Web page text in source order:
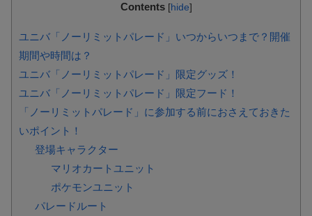
Contents [hide]
ユニバ「ノーリミットパレード」いつからいつまで？開催
期間や時間は？
ユニバ「ノーリミットパレード」限定グッズ！
ユニバ「ノーリミットパレード」限定フード！
「ノーリミットパレード」に参加する前におさえておきた
いポイント！
登場キャラクター
マリオカートユニット
ポケモンユニット
パレードルート